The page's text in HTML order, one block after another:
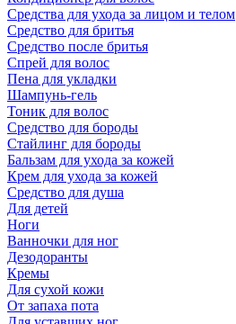
Средства для ухода за лицом и телом
Средство для бритья
Средство после бритья
Спрей для волос
Пена для укладки
Шампунь-гель
Тоник для волос
Средство для бороды
Стайлинг для бороды
Бальзам для ухода за кожей
Крем для ухода за кожей
Средство для душа
Для детей
Ноги
Ванночки для ног
Дезодоранты
Кремы
Для сухой кожи
От запаха пота